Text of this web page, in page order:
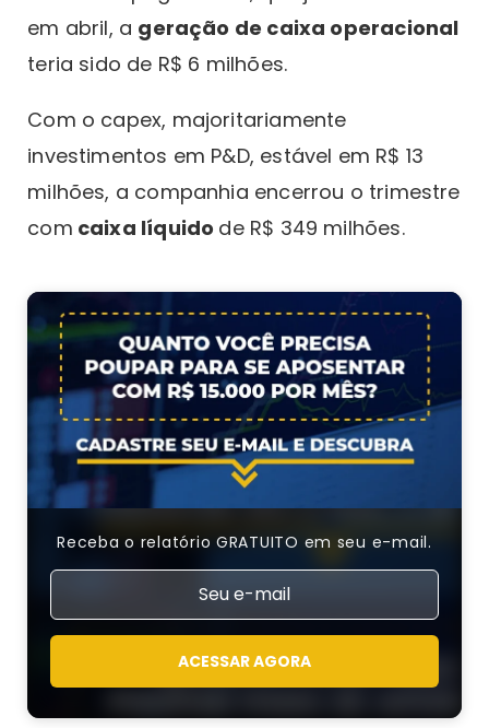
em abril, a geração de caixa operacional
teria sido de R$ 6 milhões.
Com o capex, majoritariamente
investimentos em P&D, estável em R$ 13
milhões, a companhia encerrou o trimestre
com caixa líquido de R$ 349 milhões.
Receba o relatório GRATUITO em seu e-mail.
ACESSAR AGORA